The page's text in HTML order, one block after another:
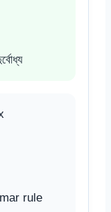
rule